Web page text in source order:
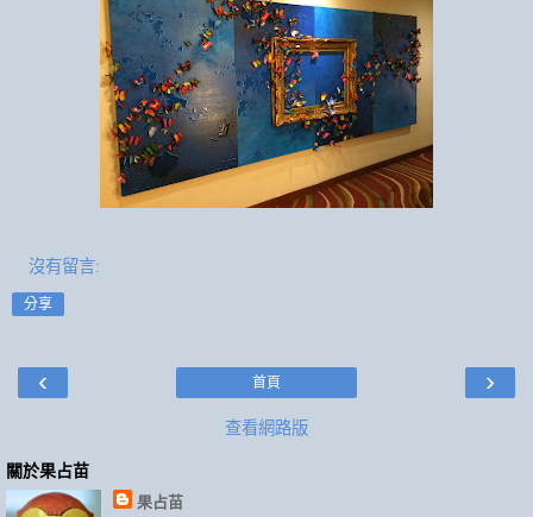
沒有留言:
分享
‹ ›
首頁
查看網路版
關於果占苗
果占苗